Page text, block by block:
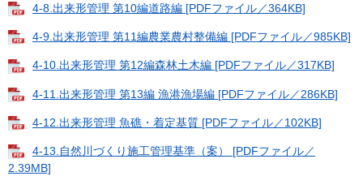
4-8.出来形管理 第10編道路編 [PDFファイル／364KB]
4-9.出来形管理 第11編農業農村整備編 [PDFファイル／985KB]
4-10.出来形管理 第12編森林土木編 [PDFファイル／317KB]
4-11.出来形管理 第13編 漁港漁場編 [PDFファイル／286KB]
4-12.出来形管理 魚礁・着定基質 [PDFファイル／102KB]
4-13.自然川づくり施工管理基準（案） [PDFファイル／
2.39MB]